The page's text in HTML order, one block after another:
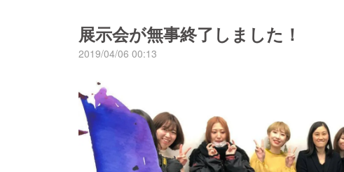
展示会が無事終了しました！
2019/04/06 00:13